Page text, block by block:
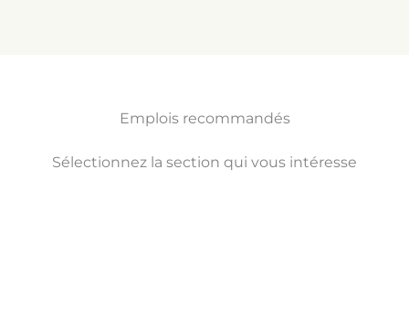
Emplois recommandés
Sélectionnez la section qui vous intéresse